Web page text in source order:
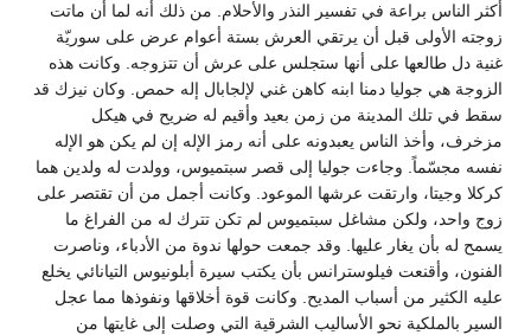
أكثر الناس براعة في تفسير النذر والأحلام. من ذلك أنه لما أن ماتت
زوجته الأولى قبل أن يرتقي العرش بستة أعوام عرض على سوريّة
غنية دل طالعها على أنها ستجلس على عرش أن تتزوجه. وكانت هذه
الزوجة هي جوليا دمنا ابنه كاهن غني لإلجابال إله حمص. وكان نيزك قد
سقط في تلك المدينة من زمن بعيد وأقيم له ضريح في هيكل
مزخرف، وأخذ الناس يعبدونه على أنه رمز الإله إن لم يكن هو الإله
نفسه مجسّماً. وجاءت جوليا إلى قصر سبتميوس، وولدت له ولدين هما
كركلا وجيتا، وارتقت عرشها الموعود. وكانت أجمل من أن تقتصر على
زوج واحد، ولكن مشاغل سبتميوس لم تكن تترك له من الفراغ ما
يسمح له بأن يغار عليها. وقد جمعت حولها ندوة من الأدباء، وناصرت
الفنون، وأقنعت فيلوسترانس بأن يكتب سيرة أبلونيوس التيانائي يخلع
عليه الكثير من أسباب المديح. وكانت قوة أخلاقها ونفوذها مما عجل
السير بالملكية نحو الأساليب الشرقية التي وصلت إلى غايتها من